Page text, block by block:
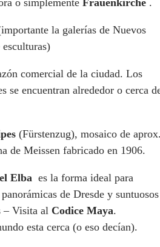
la galerías de Nuevos
comercial de la ciudad. Los
se encuentran alrededor o cerca
(Fürstenzug), mosaico de
de Meissen fabricado en 1906.
Elba es la forma ideal para
de Dresde y suntuosos
– Visita al Codice Maya.
esta cerca (o eso decían).